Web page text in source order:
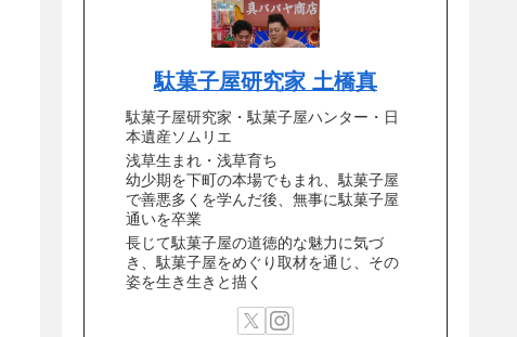
駄菓子屋研究家 土橋真
駄菓子屋研究家・駄菓子屋ハンター・日
本遺産ソムリエ
浅草生まれ・浅草育ち
幼少期を下町の本場でもまれ、駄菓子屋
で善悪多くを学んだ後、無事に駄菓子屋
通いを卒業
長じて駄菓子屋の道徳的な魅力に気づ
き、駄菓子屋をめぐり取材を通じ、その
姿を生き生きと描く